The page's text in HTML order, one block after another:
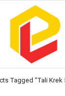
Tagged “tali Krek